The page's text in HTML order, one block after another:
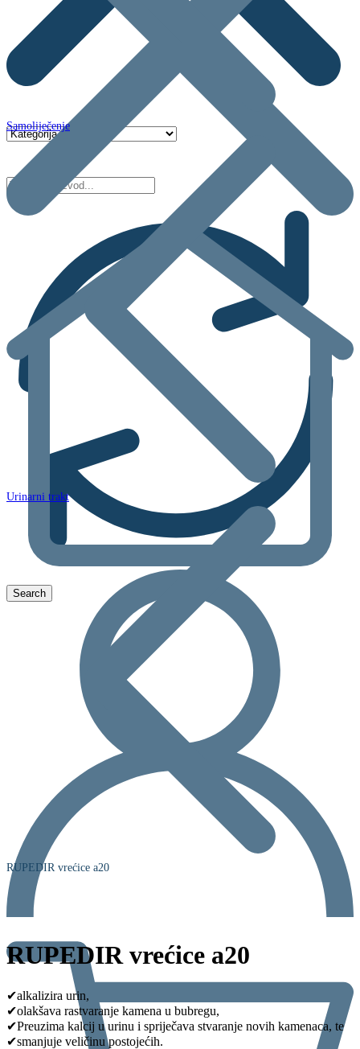
Samoliječenje
Urinarni trakt
RUPEDIR vrećice a20
RUPEDIR vrećice a20
✔alkalizira urin,
✔olakšava rastvaranje kamena u bubregu,
✔Preuzima kalcij u urinu i spriječava stvaranje novih kamenaca, te
✔smanjuje veličinu postojećih.